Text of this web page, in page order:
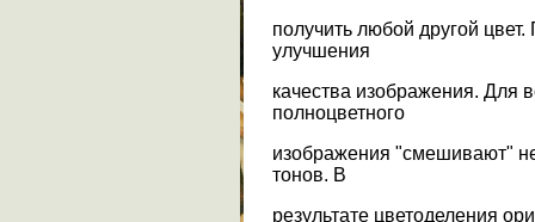
получить любой другой
улучшения
качества изображения. Для
полноцветного
изображения "смешивают"
тонов. В
результате цветоделения